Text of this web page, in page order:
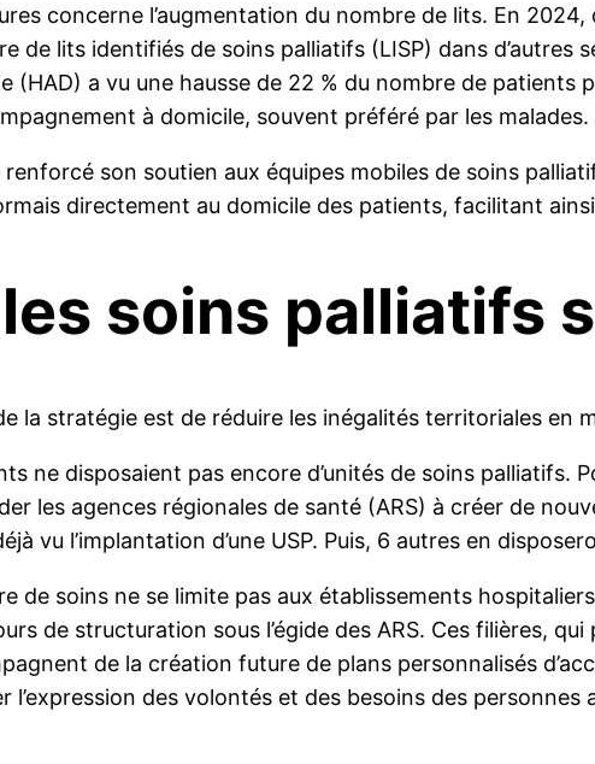
concerne l’augmentation du nombre de lits. En
de lits identifiés de soins palliatifs (LISP) dans d’autres
(HAD) a vu une hausse de 22 % du nombre de patients
à domicile, souvent préféré par les malades.
son soutien aux équipes mobiles de soins
directement au domicile des patients, facilitant
soins palliatifs
la stratégie est de réduire les inégalités territoriales en
ne disposaient pas encore d’unités de soins
les agences régionales de santé (ARS) à créer de
vu l’implantation d’une USP. Puis, 6 autres en
de soins ne se limite pas aux établissements
de structuration sous l’égide des ARS. Ces filières,
de la création future de plans personnalisés
l’expression des volontés et des besoins des personnes